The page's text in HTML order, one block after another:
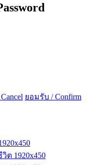
ยอมรับ / Confirm